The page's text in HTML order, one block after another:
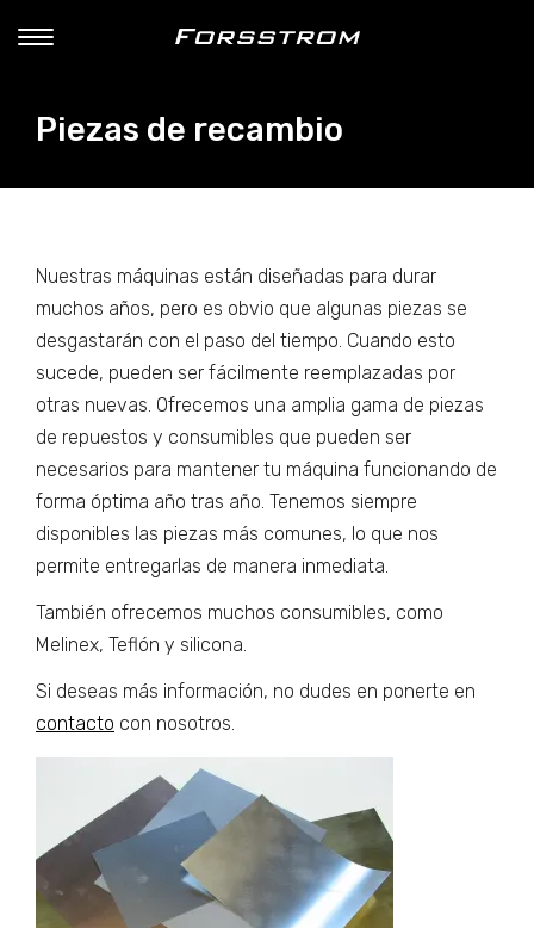
Piezas de recambio
Nuestras máquinas están diseñadas para durar
muchos años, pero es obvio que algunas piezas se
desgastarán con el paso del tiempo. Cuando esto
sucede, pueden ser fácilmente reemplazadas por
otras nuevas. Ofrecemos una amplia gama de piezas
de repuestos y consumibles que pueden ser
necesarios para mantener tu máquina funcionando de
forma óptima año tras año. Tenemos siempre
disponibles las piezas más comunes, lo que nos
permite entregarlas de manera inmediata.
También ofrecemos muchos consumibles, como
Melinex, Teflón y silicona.
Si deseas más información, no dudes en ponerte en
contacto con nosotros.